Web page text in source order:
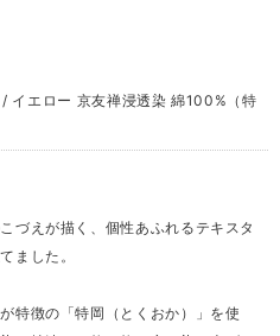
イエロー 京友禅浸透染 綿100%（特
づえが描く、個性あふれるテキスタ
ました。
特徴の「特岡（とくおか）」を使